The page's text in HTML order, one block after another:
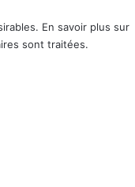
En savoir plus sur
sont traitées.